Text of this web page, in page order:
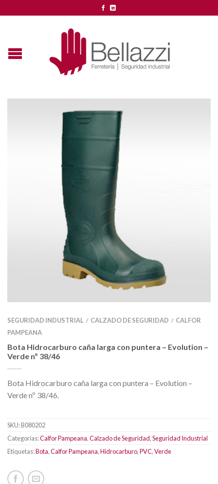
SEGURIDAD INDUSTRIAL / CALZADO DE SEGURIDAD / CALFOR
PAMPEANA
Bota Hidrocarburo caña larga con puntera – Evolution –
Verde nº 38/46
Bota Hidrocarburo caña larga con puntera – Evolution –
Verde nº 38/46.
SKU:B080202
Categorías:Calfor Pampeana,Calzado de Seguridad,Seguridad Industrial
Etiquetas:Bota,Calfor Pampeana,Hidrocarburo,PVC,Verde